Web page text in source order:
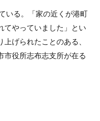
いる。「家の近くが港町
てやっていました」とい
げられたことのある、
市役所志布志支所が在る